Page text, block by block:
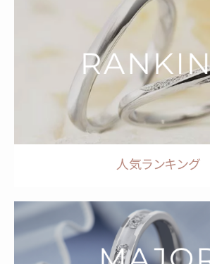
人気ランキング